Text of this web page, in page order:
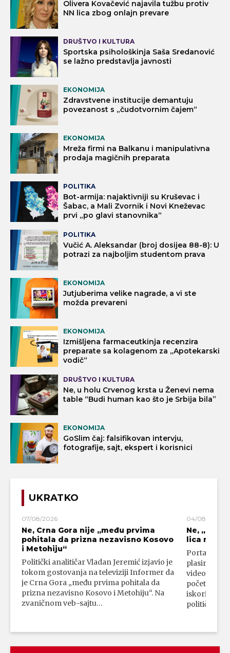
Olivera Kovačević najavila tužbu protiv
NN lica zbog onlajn prevare
DRUŠTVO I KULTURA
Sportska psihološkinja Saša Sredanović
se lažno predstavlja javnosti
EKONOMIJA
Zdravstvene institucije demantuju
povezanost s „čudotvornim čajem“
EKONOMIJA
Mreža firmi na Balkanu i manipulativna
prodaja magičnih preparata
POLITIKA
Bot-armija: najaktivniji su Kruševac i
Šabac, a Mali Zvornik i Novi Kneževac
prvi „po glavi stanovnika“
POLITIKA
Vučić A. Aleksandar (broj dosijea 88-8): U
potrazi za najboljim studentom prava
EKONOMIJA
Jutjuberima velike nagrade, a vi ste
možda prevareni
EKONOMIJA
Izmišljena farmaceutkinja recenzira
preparate sa kolagenom za „Apotekarski
vodič“
DRUŠTVO I KULTURA
Ne, u holu Crvenog krsta u Ženevi nema
table “Budi human kao što je Srbija bila”
EKONOMIJA
GoSlim čaj: falsifikovan intervju,
fotografije, sajt, ekspert i korisnici
UKRATKO
07/08/2026
Ne, Crna Gora nije „među prvima
pohitala da prizna nezavisno Kosovo
i Metohiju“
Politički analitičar Vladan Jeremić izjavio je
tokom gostovanja na televiziji Informer da
je Crna Gora „među prvima pohitala da
prizna nezavisno Kosovo i Metohiju“. Na
zvaničnom veb-sajtu…
04/08/2026
Ne,
lica
Portal 24
plasirali su
video-
početka
iskorišćava
političkim